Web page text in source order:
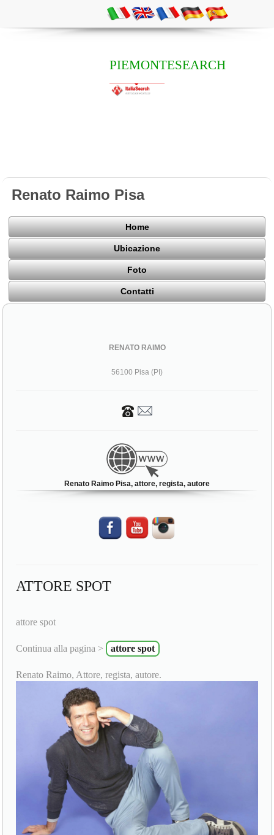
PIEMONTESEARCH
Renato Raimo Pisa
Home
Ubicazione
Foto
Contatti
RENATO RAIMO
56100 Pisa (PI)
Renato Raimo Pisa, attore, regista, autore
ATTORE SPOT
attore spot
Continua alla pagina > attore spot
Renato Raimo, Attore, regista, autore.